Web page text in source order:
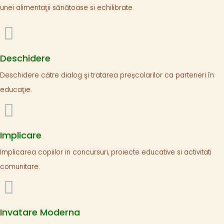
unei alimentaţii sănătoase si echilibrate.
Deschidere
Deschidere către dialog şi tratarea preșcolarilor ca parteneri în
educaţie.
Implicare
Implicarea copiilor in concursuri, proiecte educative si activitati
comunitare.
Invatare Moderna